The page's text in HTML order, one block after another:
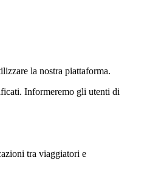
la nostra piattaforma.
Informeremo gli utenti di
tra viaggiatori e